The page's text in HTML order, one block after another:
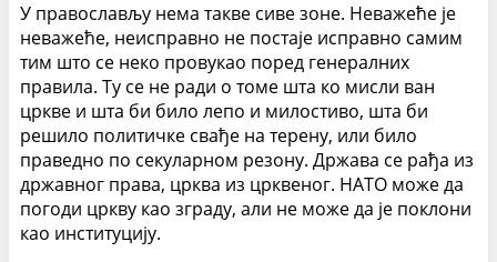
У православљу нема такве сиве зоне. Неважеће је
неважеће, неисправно не постаје исправно самим
тим што се неко провукао поред генералних
правила. Ту се не ради о томе шта ко мисли ван
цркве и шта би било лепо и милостиво, шта би
решило политичке свађе на терену, или било
праведно по секуларном резону. Држава се рађа из
државног права, црква из црквеног. НАТО може да
погоди цркву као зграду, али не може да је поклони
као институцију.